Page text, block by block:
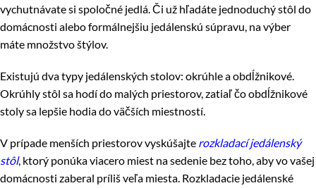
vychutnávate si spoločné jedlá. Či už hľadáte jednoduchý stôl do
domácnosti alebo formálnejšiu jedálenskú súpravu, na výber
máte množstvo štýlov.
Existujú dva typy jedálenských stolov: okrúhle a obdĺžnikové.
Okrúhly stôl sa hodí do malých priestorov, zatiaľ čo obdĺžnikové
stoly sa lepšie hodia do väčších miestností.
V prípade menších priestorov vyskúšajte rozkladací jedálenský
stôl, ktorý ponúka viacero miest na sedenie bez toho, aby vo vašej
domácnosti zaberal príliš veľa miesta. Rozkladacie jedálenské